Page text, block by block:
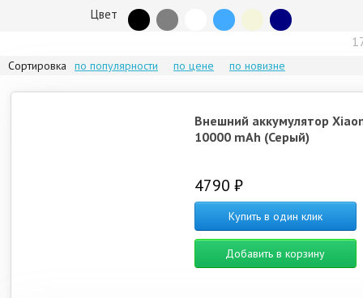
Цвет
Сортировка по популярности по цене по новизне
Внешний аккумулятор
10000 mAh (Серый)
4790 ₽
Купить в один клик
Добавить в корзину